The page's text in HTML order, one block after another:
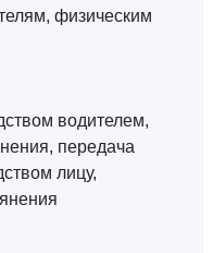
физическим
водителем,
передача
лицу,